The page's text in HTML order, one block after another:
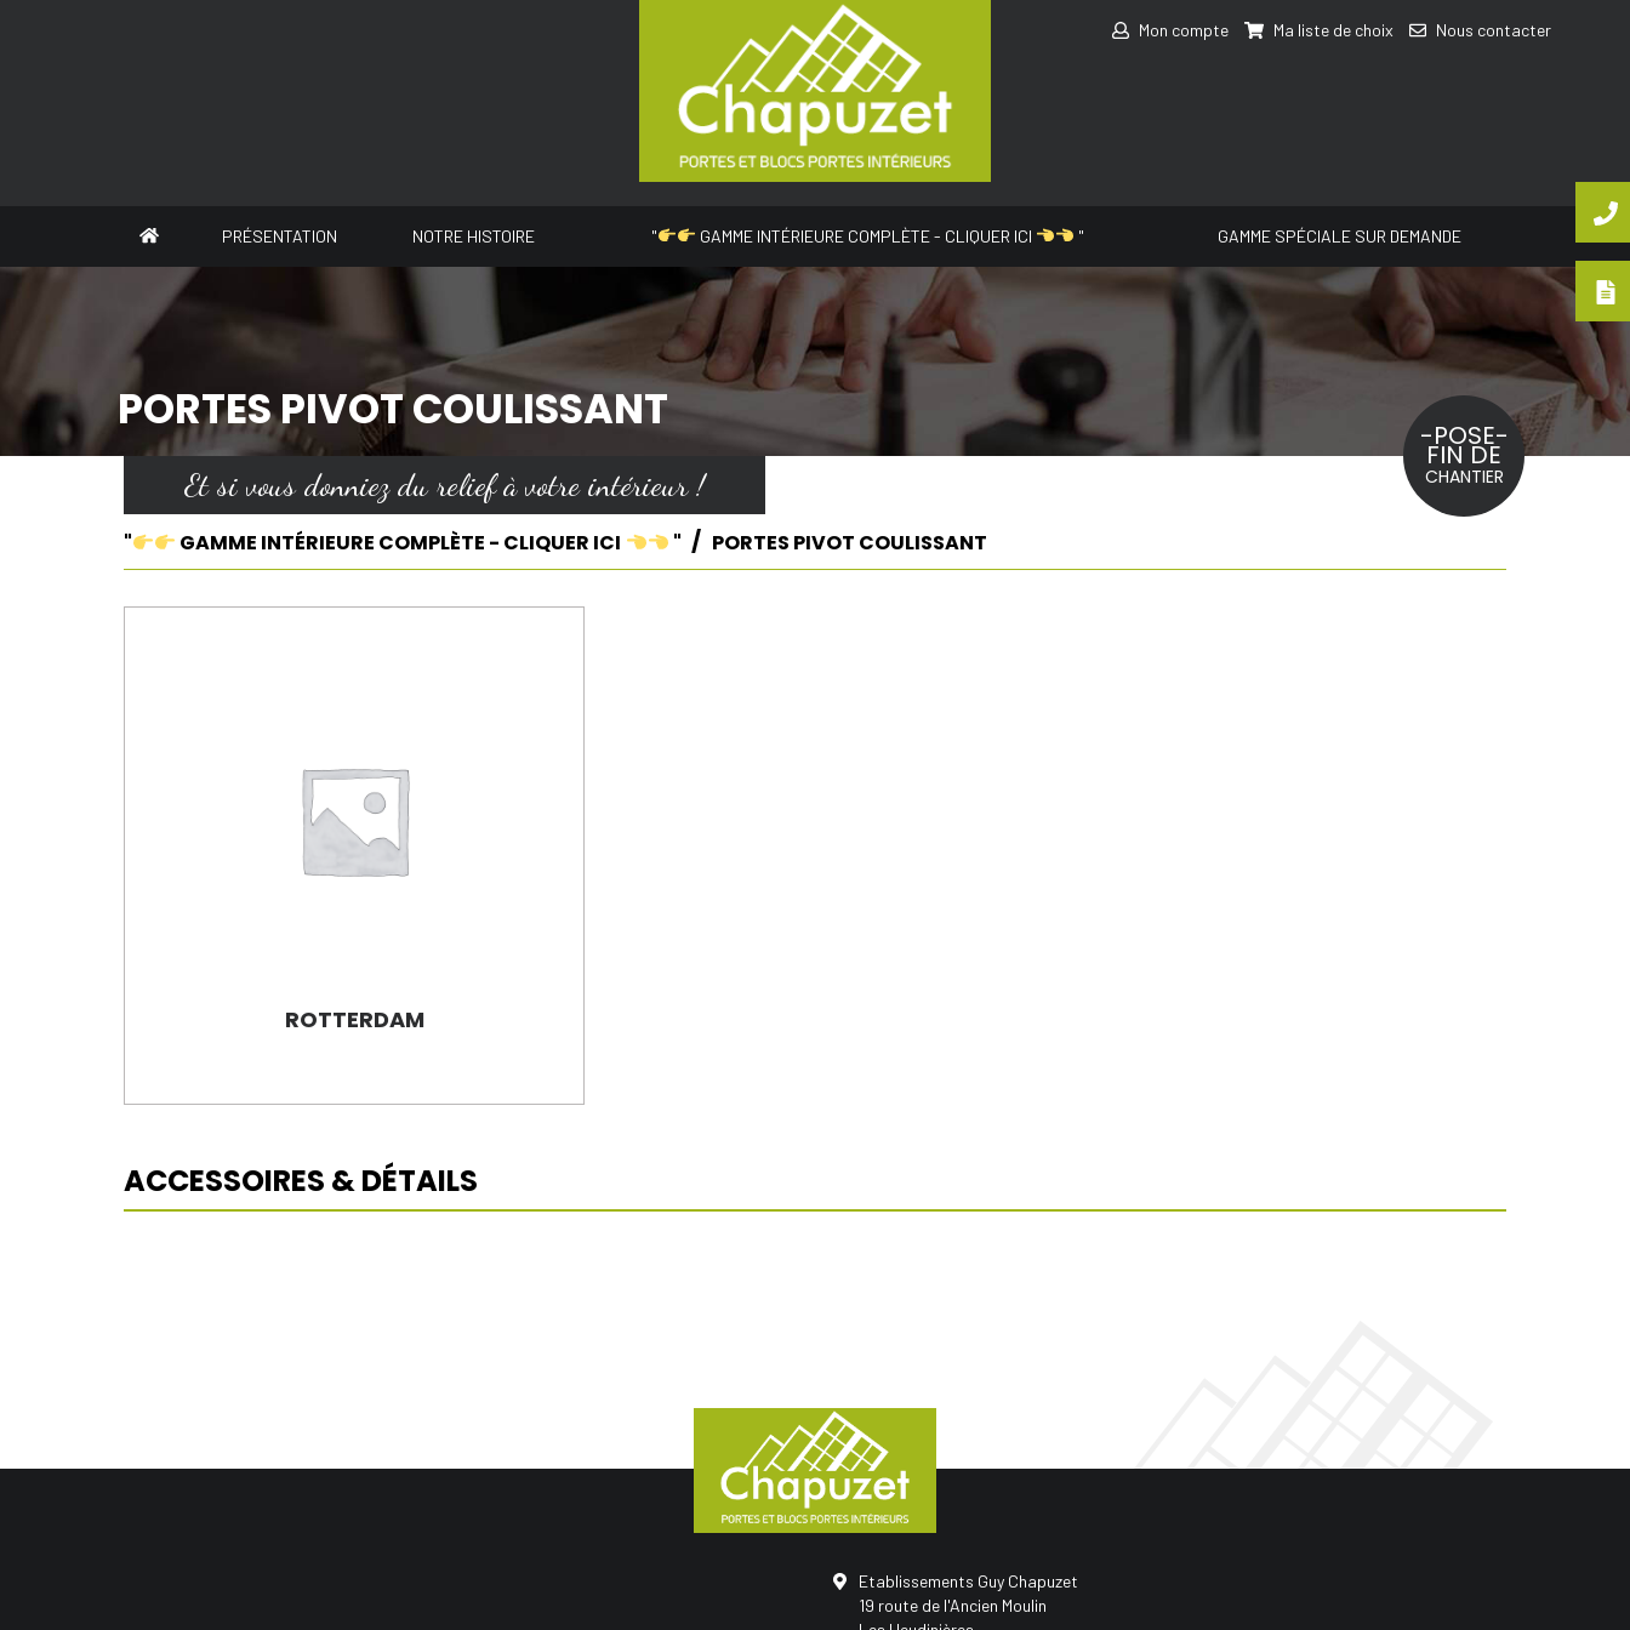
Mon compte Ma liste de choix Nous contacter
PRÉSENTATION NOTRE HISTOIRE " GAMME INTÉRIEURE COMPLÈTE - CLIQUER ICI " GAMME SPÉCIALE SUR DEMANDE
PORTES PIVOT COULISSANT
Et si vous donniez du relief à votre intérieur !
-POSE-
FIN DE
CHANTIER
" GAMME INTÉRIEURE COMPLÈTE - CLIQUER ICI " PORTES PIVOT COULISSANT
ROTTERDAM
ACCESSOIRES & DÉTAILS
Etablissements Guy Chapuzet
19 route de l'Ancien Moulin